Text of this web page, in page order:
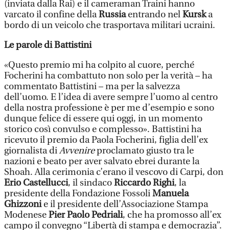
(inviata dalla Rai) e il cameraman Traini hanno
varcato il confine dellaRussiaentrando nelKurska
bordo di un veicolo che trasportava militari ucraini.
Le parole di Battistini
«Questo premio mi ha colpito al cuore, perché
Focherini ha combattuto non solo per la verità – ha
commentato Battistini – ma per la salvezza
dell’uomo. E l’idea di avere sempre l’uomo al centro
della nostra professione è per me d’esempio e sono
dunque felice di essere qui oggi, in un momento
storico così convulso e complesso». Battistini ha
ricevuto il premio da Paola Focherini, figlia dell’ex
giornalista diAvvenireproclamato giusto tra le
nazioni e beato per aver salvato ebrei durante la
Shoah. Alla cerimonia c’erano il vescovo di Carpi, don
Erio Castellucci, il sindacoRiccardo Righi, la
presidente della Fondazione FossoliManuela
Ghizzonie il presidente dell’Associazione Stampa
ModenesePier Paolo Pedriali, che ha promosso all’ex
campo il convegno “Libertà di stampa e democrazia”.